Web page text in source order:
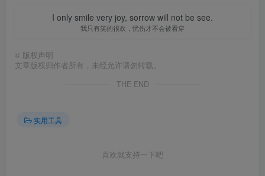
I only smile very joy, sorrow will not be see.
我只有笑的很欢，忧伤才不会被看穿
© 版权声明
文章版权归作者所有，未经允许请勿转载。
THE END
实用工具
喜欢就支持一下吧